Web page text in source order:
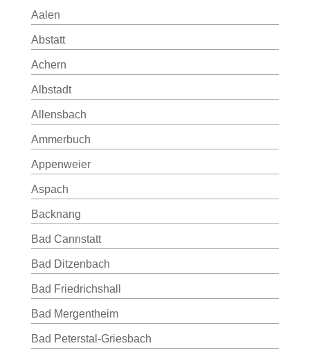
Aalen
Abstatt
Achern
Albstadt
Allensbach
Ammerbuch
Appenweier
Aspach
Backnang
Bad Cannstatt
Bad Ditzenbach
Bad Friedrichshall
Bad Mergentheim
Bad Peterstal-Griesbach